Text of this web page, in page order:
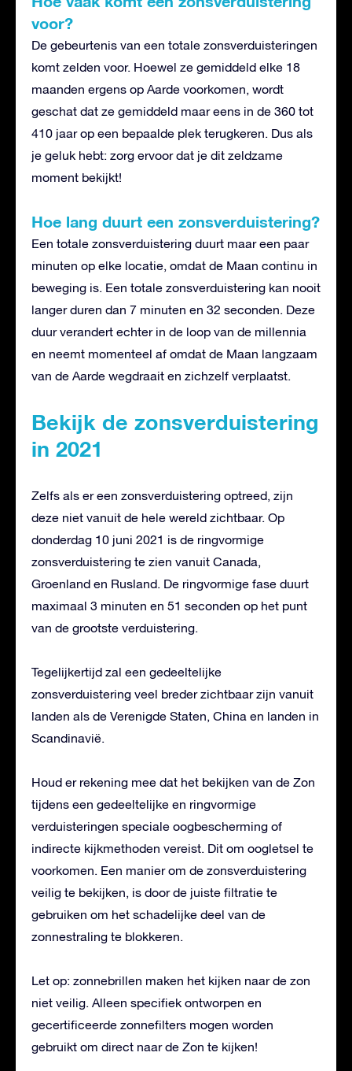
voor?
De gebeurtenis van een totale zonsverduisteringen
komt zelden voor. Hoewel ze gemiddeld elke 18
maanden ergens op Aarde voorkomen, wordt
geschat dat ze gemiddeld maar eens in de 360 tot
410 jaar op een bepaalde plek terugkeren. Dus als
je geluk hebt: zorg ervoor dat je dit zeldzame
moment bekijkt!
Hoe lang duurt een zonsverduistering?
Een totale zonsverduistering duurt maar een paar
minuten op elke locatie, omdat de Maan continu in
beweging is. Een totale zonsverduistering kan nooit
langer duren dan 7 minuten en 32 seconden. Deze
duur verandert echter in de loop van de millennia
en neemt momenteel af omdat de Maan langzaam
van de Aarde wegdraait en zichzelf verplaatst.
Bekijk de zonsverduistering
in 2021
Zelfs als er een zonsverduistering optreed, zijn
deze niet vanuit de hele wereld zichtbaar. Op
donderdag 10 juni 2021 is de ringvormige
zonsverduistering te zien vanuit Canada,
Groenland en Rusland. De ringvormige fase duurt
maximaal 3 minuten en 51 seconden op het punt
van de grootste verduistering.
Tegelijkertijd zal een gedeeltelijke
zonsverduistering veel breder zichtbaar zijn vanuit
landen als de Verenigde Staten, China en landen in
Scandinavië.
Houd er rekening mee dat het bekijken van de Zon
tijdens een gedeeltelijke en ringvormige
verduisteringen speciale oogbescherming of
indirecte kijkmethoden vereist. Dit om oogletsel te
voorkomen. Een manier om de zonsverduistering
veilig te bekijken, is door de juiste filtratie te
gebruiken om het schadelijke deel van de
zonnestraling te blokkeren.
Let op: zonnebrillen maken het kijken naar de zon
niet veilig. Alleen specifiek ontworpen en
gecertificeerde zonnefilters mogen worden
gebruikt om direct naar de Zon te kijken!